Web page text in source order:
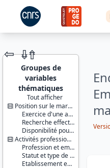
JEU DE
DONNÉES
⇦ ⇮⇮
Groupes de
variables
thématiques
Tout afficher
Position sur le marché du travail
Exercice d'une activité professionnelle effective
Recherche effective d'un travail
Disponibilité pour travailler
Activités professionnelles
Profession et employeur principaux
Statut et type de contrat
Etablissement employeur
Identifiants :
lil-0018